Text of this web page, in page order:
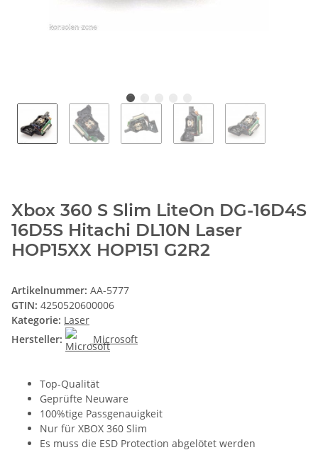
Xbox 360 S Slim LiteOn DG-16D4S
16D5S Hitachi DL10N Laser
HOP15XX HOP151 G2R2
Artikelnummer: AA-5777
GTIN: 4250520600006
Kategorie: Laser
Hersteller:
Microsoft
Top-Qualität
Geprüfte Neuware
100%tige Passgenauigkeit
Nur für XBOX 360 Slim
Es muss die ESD Protection abgelötet werden